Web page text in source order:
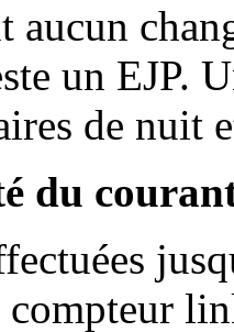
aucun
un EJP.
de nuit
du
compteur